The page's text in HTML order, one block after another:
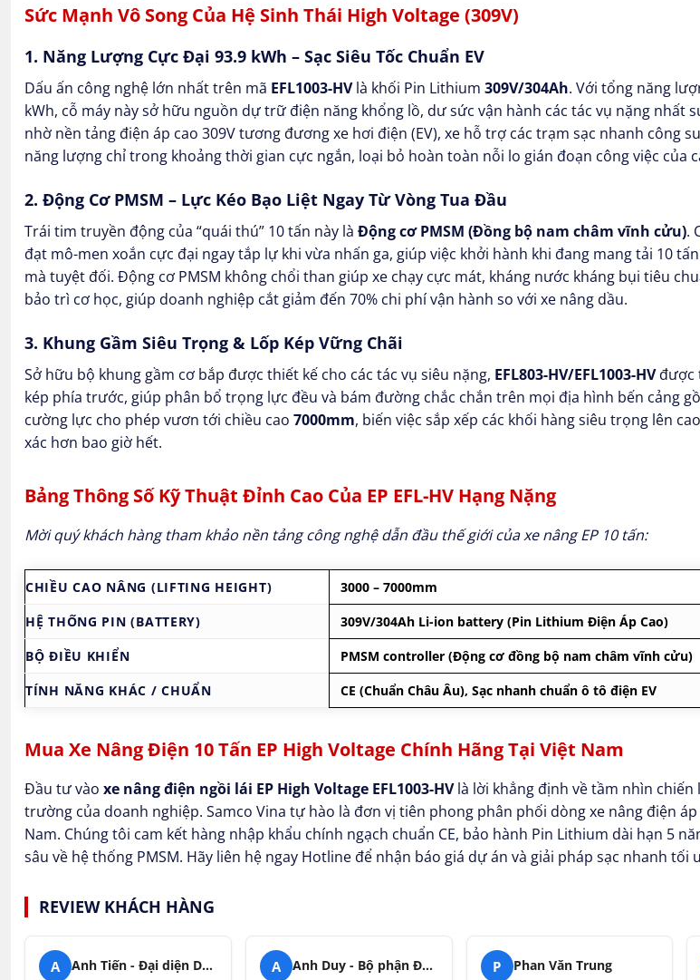
Sức Mạnh Vô Song Của Hệ Sinh Thái High Voltage (309V)
1. Năng Lượng Cực Đại 93.9 kWh – Sạc Siêu Tốc Chuẩn EV
Dấu ấn công nghệ lớn nhất trên mã EFL1003-HVlà khối Pin Lithium 309V/304Ah. Với tổng năng
kWh, cỗ máy này sở hữu nguồn dự trữ điện năng khổng lồ, dư sức vận hành các tác vụ nặng nhất
nhờ nền tảng điện áp cao 309V tương đương xe hơi điện (EV), xe hỗ trợ các trạm sạc nhanh công
năng lượng chỉ trong khoảng thời gian cực ngắn, loại bỏ hoàn toàn nỗi lo gián đoạn công việc của
2. Động Cơ PMSM – Lực Kéo Bạo Liệt Ngay Từ Vòng Tua Đầu
Trái tim truyền động của “quái thú” 10 tấn này là Động cơ PMSM (Đồng bộ nam châm vĩnh cửu).
đạt mô-men xoắn cực đại ngay tắp lự khi vừa nhấn ga, giúp việc khởi hành khi đang mang tải 10
mà tuyệt đối. Động cơ PMSM không chổi than giúp xe chạy cực mát, kháng nước kháng bụi tiêu
bảo trì cơ học, giúp doanh nghiệp cắt giảm đến 70% chi phí vận hành so với xe nâng dầu.
3. Khung Gầm Siêu Trọng & Lốp Kép Vững Chãi
Sở hữu bộ khung gầm cơ bắp được thiết kế cho các tác vụ siêu nặng, EFL803-HV/EFL1003-HVđược
kép phía trước, giúp phân bổ trọng lực đều và bám đường chắc chắn trên mọi địa hình bến cảng
cường lực cho phép vươn tới chiều cao 7000mm, biến việc sắp xếp các khối hàng siêu trọng lên
xác hơn bao giờ hết.
Bảng Thông Số Kỹ Thuật Đỉnh Cao Của EP EFL-HV Hạng Nặng
Mời quý khách hàng tham khảo nền tảng công nghệ dẫn đầu thế giới của xe nâng EP 10 tấn:
CHIỀU CAO NÂNG (LIFTING HEIGHT)
3000 – 7000mm
HỆ THỐNG PIN (BATTERY)
309V/304Ah Li-ion battery (Pin Lithium Điện Áp Cao)
BỘ ĐIỀU KHIỂN
PMSM controller (Động cơ đồng bộ nam châm vĩnh cửu)
TÍNH NĂNG KHÁC / CHUẨN
CE (Chuẩn Châu Âu), Sạc nhanh chuẩn ô tô điện EV
Mua Xe Nâng Điện 10 Tấn EP High Voltage Chính Hãng Tại Việt Nam
Đầu tư vào xe nâng điện ngồi lái EP High Voltage EFL1003-HVlà lời khẳng định về tầm nhìn
trường của doanh nghiệp. Samco Vina tự hào là đơn vị tiên phong phân phối dòng xe nâng điện
Nam. Chúng tôi cam kết hàng nhập khẩu chính ngạch chuẩn CE, bảo hành Pin Lithium dài hạn 5
sâu về hệ thống PMSM. Hãy liên hệ ngay Hotline để nhận báo giá dự án và giải pháp sạc nhanh tối
REVIEW KHÁCH HÀNG
A
Anh Tiến - Đại diện Doanh nghiệp
A
Anh Duy - Bộ phận Đội xe
P
Phan Văn Trung